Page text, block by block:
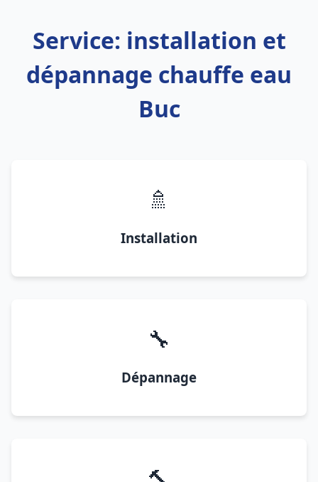
Service: installation et
dépannage chauffe eau
Buc
🚿
Installation
🔧
Dépannage